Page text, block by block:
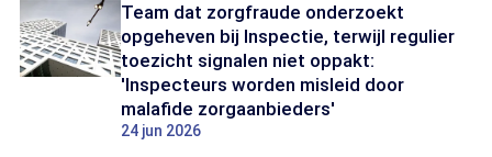
Team dat zorgfraude onderzoekt
opgeheven bij Inspectie, terwijl regulier
toezicht signalen niet oppakt:
'Inspecteurs worden misleid door
malafide zorgaanbieders'
24 jun 2026